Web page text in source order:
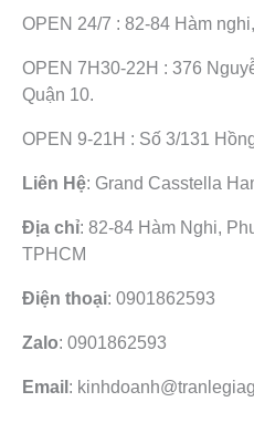
OPEN 24/7 : 82-84 Hàm
OPEN 7H30-22H : 376
Quận 10.
OPEN 9-21H : Số 3/131
Liên Hệ: Grand Casstella
Địa chỉ: 82-84 Hàm Nghi,
TPHCM
Điện thoại: 0901862593
Zalo: 0901862593
Email :